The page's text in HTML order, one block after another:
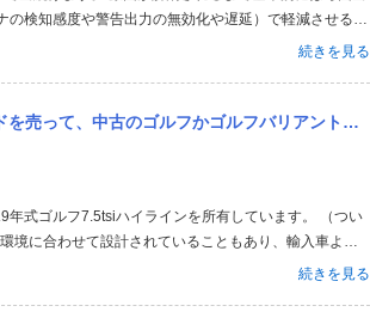
検知感度や警告出力の無効化や遅延）で軽減させる事
ありますし、何よりコストがかかるのでお勧め出来ま
続きを見る
リだと思いますか？ ※ハリアーは新車購入、残クレではありません メリットデメリットを...
境に合わせて設計されていることもあり、輸入車より
に壊れると言うのは昔の話かもしれません。 ゴルフ7.5
続きを見る